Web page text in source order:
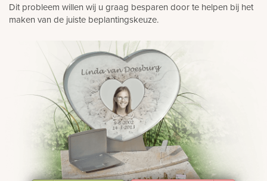
Dit probleem willen wij u graag besparen door te helpen bij het
maken van de juiste beplantingskeuze.